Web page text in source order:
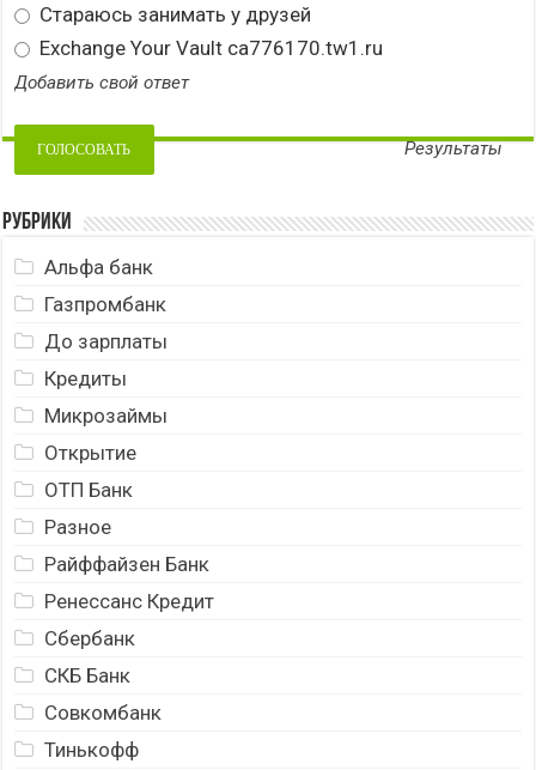
Стараюсь занимать у друзей
Exchange Your Vault ca776170.tw1.ru
Добавить свой ответ
Результаты
Рубрики
Альфа банк
Газпромбанк
До зарплаты
Кредиты
Микрозаймы
Открытие
ОТП Банк
Разное
Райффайзен Банк
Ренессанс Кредит
Сбербанк
СКБ Банк
Совкомбанк
Тинькофф